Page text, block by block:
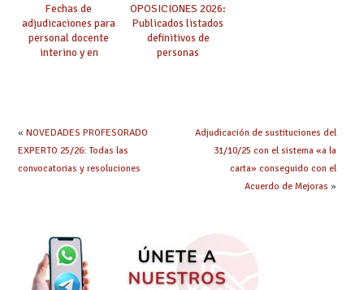
Fechas de
adjudicaciones para
personal docente
interino y en
OPOSICIONES 2026:
Publicados listados
definitivos de
personas
« NOVEDADES PROFESORADO
EXPERTO 25/26: Todas las
convocatorias y resoluciones
Adjudicación de sustituciones del
31/10/25 con el sistema «a la
carta» conseguido con el
Acuerdo de Mejoras »